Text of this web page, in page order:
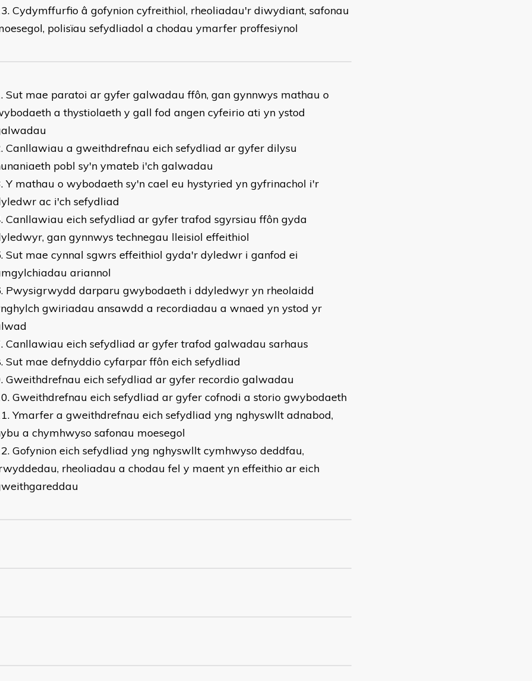
Cydymffurfio â gofynion cyfreithiol, rheoliadau'r diwydiant, safonau
polisïau sefydliadol a chodau ymarfer proffesiynol
Sut mae paratoi ar gyfer galwadau ffôn, gan gynnwys mathau o
a thystiolaeth y gall fod angen cyfeirio ati yn ystod
Canllawiau a gweithdrefnau eich sefydliad ar gyfer dilysu
pobl sy'n ymateb i'ch galwadau
Y mathau o wybodaeth sy'n cael eu hystyried yn gyfrinachol i'r
ac i'ch sefydliad
Canllawiau eich sefydliad ar gyfer trafod sgyrsiau ffôn gyda
gan gynnwys technegau lleisiol effeithiol
Sut mae cynnal sgwrs effeithiol gyda'r dyledwr i ganfod ei
ariannol
Pwysigrwydd darparu gwybodaeth i ddyledwyr yn rheolaidd
gwiriadau ansawdd a recordiadau a wnaed yn ystod yr
Canllawiau eich sefydliad ar gyfer trafod galwadau sarhaus
Sut mae defnyddio cyfarpar ffôn eich sefydliad
Gweithdrefnau eich sefydliad ar gyfer recordio galwadau
Gweithdrefnau eich sefydliad ar gyfer cofnodi a storio gwybodaeth
Ymarfer a gweithdrefnau eich sefydliad yng nghyswllt adnabod,
a chymhwyso safonau moesegol
Gofynion eich sefydliad yng nghyswllt cymhwyso deddfau,
rheoliadau a chodau fel y maent yn effeithio ar eich